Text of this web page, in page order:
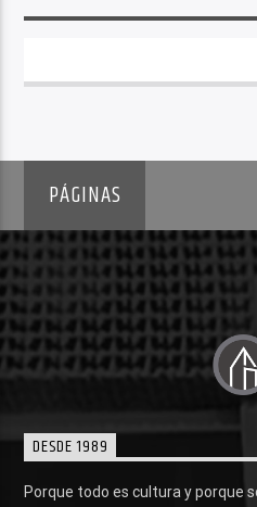
PÁGINAS
DESDE 1989
Porque todo es cultura y porque